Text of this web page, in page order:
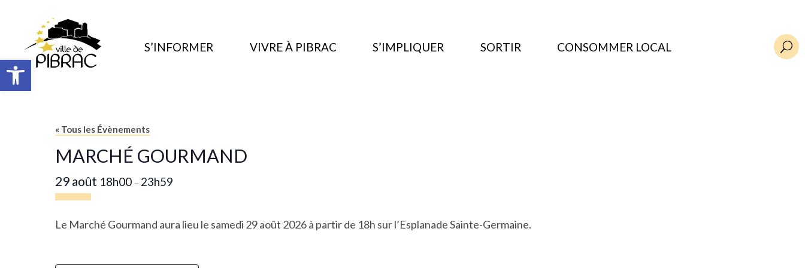
Ouvrir la barre d’outils
S’INFORMER VIVRE À PIBRAC S’IMPLIQUER SORTIR CONSOMMER LOCAL U
« Tous les Évènements
MARCHÉ GOURMAND
29 août 18h00 – 23h59
Le Marché Gourmand aura lieu le samedi 29 août 2026 à partir de 18h sur l’Esplanade Sainte-Germaine.